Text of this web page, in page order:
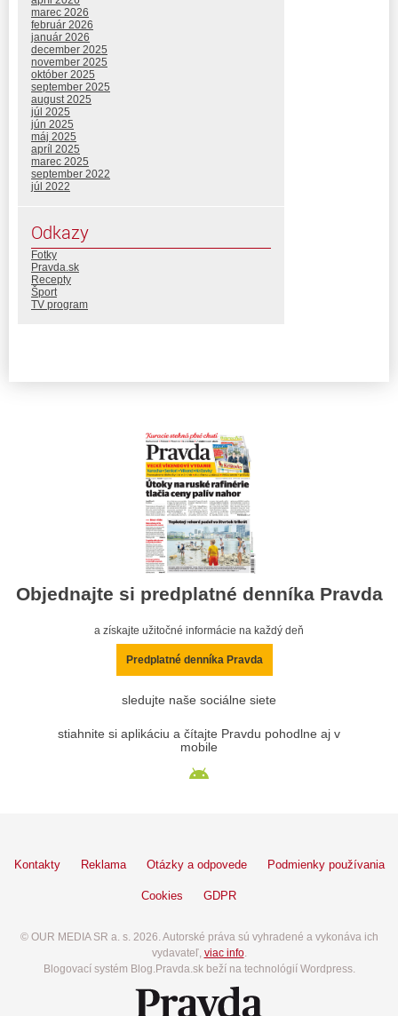
marec 2026
február 2026
január 2026
december 2025
november 2025
október 2025
september 2025
august 2025
júl 2025
jún 2025
máj 2025
apríl 2025
marec 2025
september 2022
júl 2022
Odkazy
Fotky
Pravda.sk
Recepty
Šport
TV program
Objednajte si predplatné denníka Pravda
a získajte užitočné informácie na každý deň
Predplatné denníka Pravda
sledujte naše sociálne siete
stiahnite si aplikáciu a čítajte Pravdu pohodlne aj v
mobile
Kontakty Reklama Otázky a odpovede Podmienky používania
Cookies GDPR
© OUR MEDIA SR a. s. 2026. Autorské práva sú vyhradené a vykonáva ich
vydavateľ, viac info.
Blogovací systém Blog.Pravda.sk beží na technológií Wordpress.